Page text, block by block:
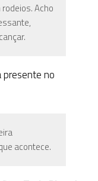
Acho
presente no
acontece.